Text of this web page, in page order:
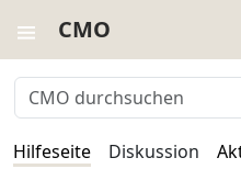
CMO
Hilfeseite Diskussion